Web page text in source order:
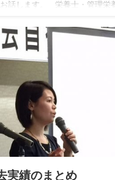
話します。 栄養士・管理栄
実績のまとめ